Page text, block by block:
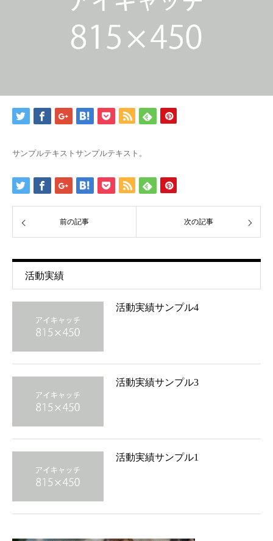
サンプルテキストサンプルテキスト。
前の記事 次の記事
活動実績
活動実績サンプル4
活動実績サンプル3
活動実績サンプル1